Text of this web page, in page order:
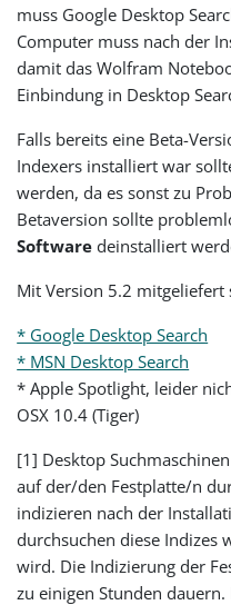
muss Google Desktop
Computer muss nach der
damit das Wolfram
Einbindung in Desktop
Falls bereits eine Beta-
Indexers installiert war
werden, da es sonst zu
Betaversion sollte
Software deinstalliert
Mit Version 5.2 mitgeliefert
* Google Desktop Search
* MSN Desktop Search
* Apple Spotlight, leider
OSX 10.4 (Tiger)
[1] Desktop
auf der/den Festplatte/n
indizieren nach der
durchsuchen diese Indizes
wird. Die Indizierung der
zu einigen Stunden